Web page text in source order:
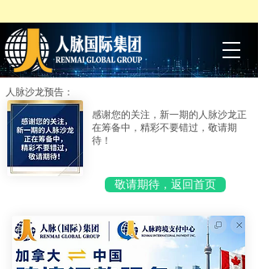
人脉沙龙预告：
感谢您的关注，新一期的人脉沙龙正
在筹备中，精彩不要错过，敬请期
待！
敬请期待，返回首页